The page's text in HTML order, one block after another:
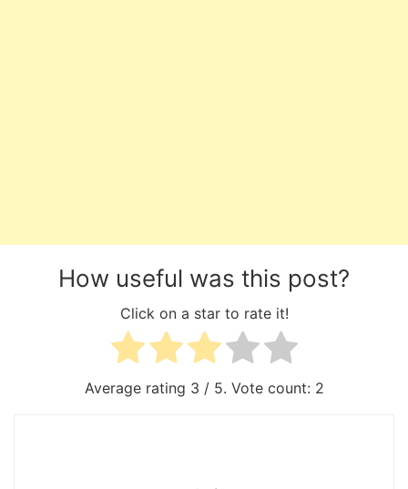
How useful was this post?
Click on a star to rate it!
Average rating 3 / 5. Vote count: 2